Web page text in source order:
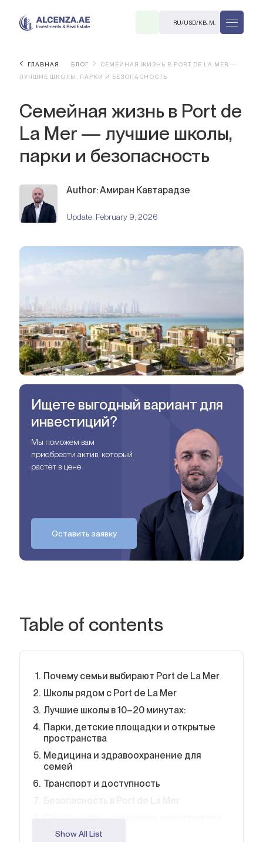
RU/USD/КВ. М.
ГЛАВНАЯ БЛОГ
СЕМЕЙНАЯ ЖИЗНЬ В PORT DE LA MER —
ЛУЧШИЕ ШКОЛЫ, ПАРКИ И БЕЗОПАСНОСТЬ
Семейная жизнь в Port de
La Mer — лучшие школы,
парки и безопасность
Author: Амиран Кавтарадзе
Update: February 9, 2026
Ищете выгодный вариант для
инвестиций?
Мы поможем вам
приобрести актив, который
растёт в цене
Оставить заявку
Table of contents
Почему семьи выбирают Port de La Mer
Школы рядом с Port de La Mer
Лучшие школы в 10–20 минутах:
Парки, детские площадки и открытые
пространства
Медицина и здравоохранение для
семей
Транспорт и доступность
Почему недвижимость Port de La Mer —
Show All List